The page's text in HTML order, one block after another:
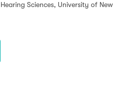
Sciences, University of New